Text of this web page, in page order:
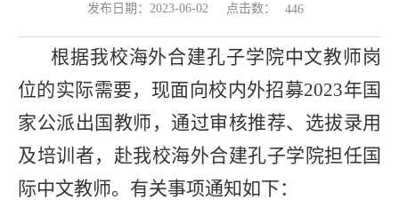
发布日期：2023-06-02 点击数： 446
根据我校海外合建孔子学院中文教师岗
位的实际需要，现面向校内外招募2023年国
家公派出国教师，通过审核推荐、选拔录用
及培训者，赴我校海外合建孔子学院担任国
际中文教师。有关事项通知如下：